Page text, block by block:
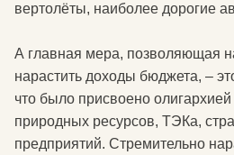
вертолёты, наиболее дорогие
А главная мера, позволяющая
нарастить доходы бюджета, –
что было присвоено
природных ресурсов, ТЭКа,
предприятий. Стремительно